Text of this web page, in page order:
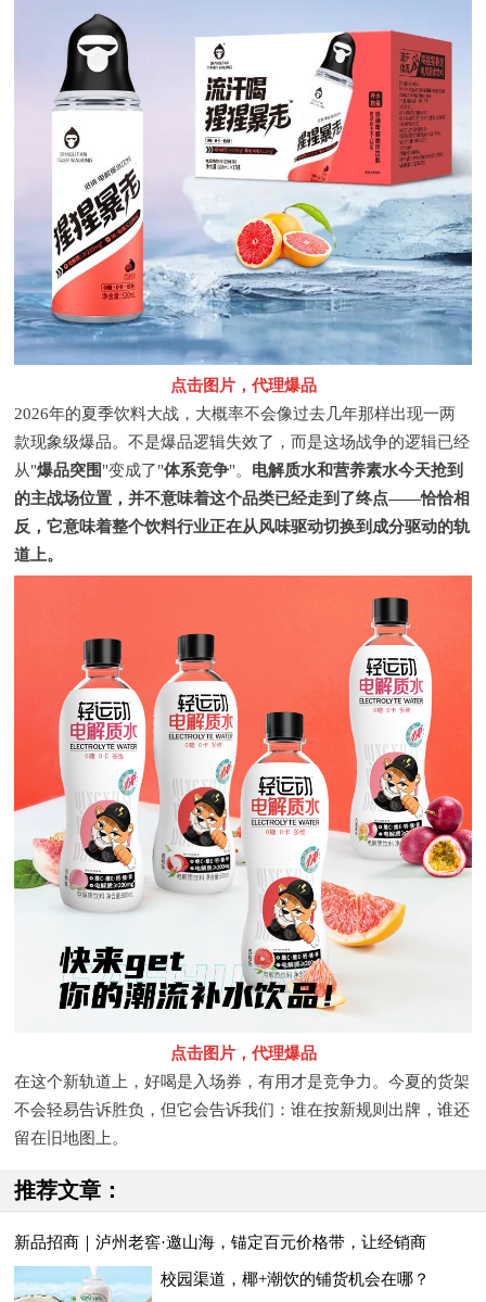
点击图片，代理爆品
2026年的夏季饮料大战，大概率不会像过去几年那样出现一两
款现象级爆品。不是爆品逻辑失效了，而是这场战争的逻辑已经
从"爆品突围 "变成了"体系竞争"。 电解质水和营养素水今天抢到
的主战场位置，并不意味着这个品类已经走到了终点——恰恰相
反，它意味着整个饮料行业正在从风味驱动切换到成分驱动的轨
道上。
点击图片，代理爆品
在这个新轨道上，好喝是入场券，有用才是竞争力。今夏的货架
不会轻易告诉胜负，但它会告诉我们：谁在按新规则出牌，谁还
留在旧地图上。
推荐文章：
新品招商｜泸州老窖·邀山海，锚定百元价格带，让经销商
校园渠道，椰+潮饮的铺货机会在哪？